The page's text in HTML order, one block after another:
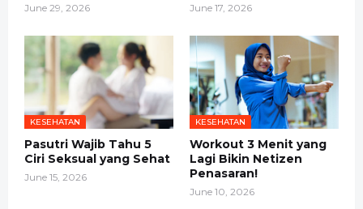
June 29, 2026 June 17, 2026
KESEHATAN
Pasutri Wajib Tahu 5
Ciri Seksual yang Sehat
June 15, 2026
KESEHATAN
Workout 3 Menit yang
Lagi Bikin Netizen
Penasaran!
June 10, 2026